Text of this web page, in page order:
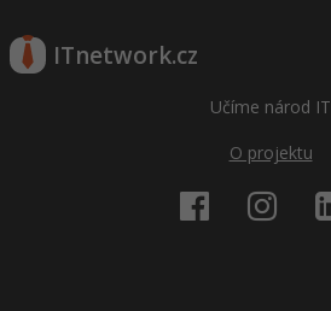
ITnetwork.cz
Učíme národ IT
O projektu